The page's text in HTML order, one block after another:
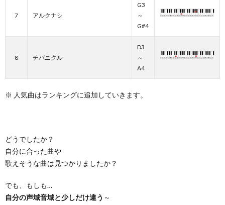
7 アルクナシ
G3
～
G#4
8 チバニクル
D3
～
A4
※ 人気曲はランキングに追加していきます。
どうでしたか？
自分に合った曲や
歌えそうな曲は見つかりましたか？
でも、もしも…
自分の声域音域と少しだけ違う ～